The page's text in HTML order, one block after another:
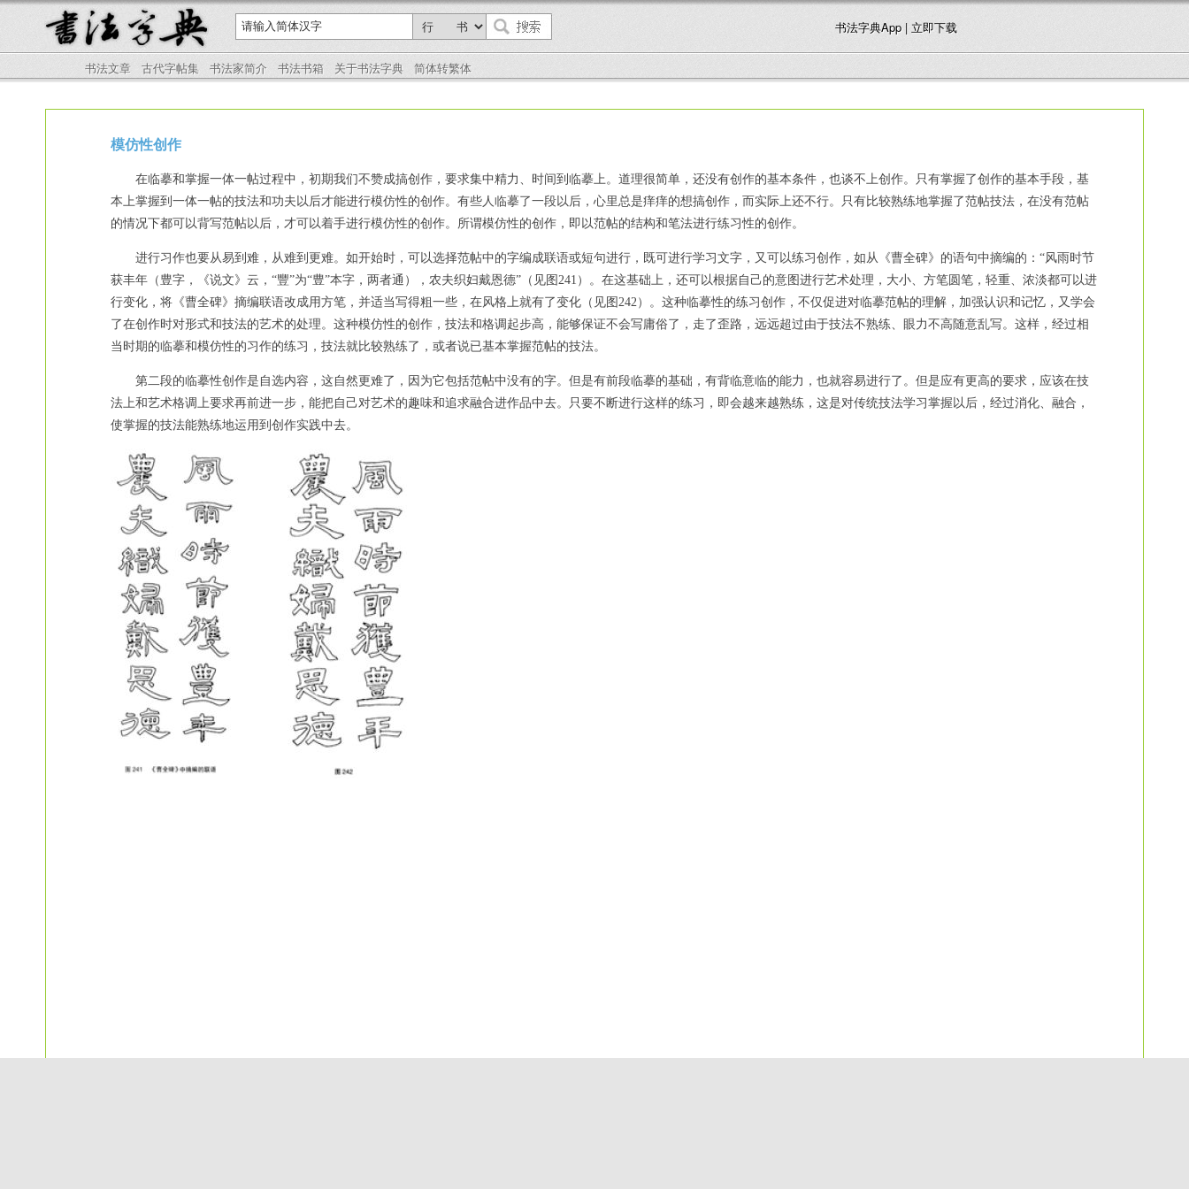
书法字典App | 立即下载
书法文章 古代字帖集 书法家简介 书法书箱 关于书法字典 简体转繁体
模仿性创作
在临摹和掌握一体一帖过程中，初期我们不赞成搞创作，要求集中精力、时间到临摹上。道理很简单，还没有创作的基本条件，也谈不上创作。只有掌握了创作的基本手段，基
本上掌握到一体一帖的技法和功夫以后才能进行模仿性的创作。有些人临摹了一段以后，心里总是痒痒的想搞创作，而实际上还不行。只有比较熟练地掌握了范帖技法，在没有范帖
的情况下都可以背写范帖以后，才可以着手进行模仿性的创作。所谓模仿性的创作，即以范帖的结构和笔法进行练习性的创作。
进行习作也要从易到难，从难到更难。如开始时，可以选择范帖中的字编成联语或短句进行，既可进行学习文字，又可以练习创作，如从《曹全碑》的语句中摘编的：“风雨时节
获丰年（豊字，《说文》云，“豐”为“豊”本字，两者通），农夫织妇戴恩德”（见图241）。在这基础上，还可以根据自己的意图进行艺术处理，大小、方笔圆笔，轻重、浓淡都可以进
行变化，将《曹全碑》摘编联语改成用方笔，并适当写得粗一些，在风格上就有了变化（见图242）。这种临摹性的练习创作，不仅促进对临摹范帖的理解，加强认识和记忆，又学会
了在创作时对形式和技法的艺术的处理。这种模仿性的创作，技法和格调起步高，能够保证不会写庸俗了，走了歪路，远远超过由于技法不熟练、眼力不高随意乱写。这样，经过相
当时期的临摹和模仿性的习作的练习，技法就比较熟练了，或者说已基本掌握范帖的技法。
第二段的临摹性创作是自选内容，这自然更难了，因为它包括范帖中没有的字。但是有前段临摹的基础，有背临意临的能力，也就容易进行了。但是应有更高的要求，应该在技
法上和艺术格调上要求再前进一步，能把自己对艺术的趣味和追求融合进作品中去。只要不断进行这样的练习，即会越来越熟练，这是对传统技法学习掌握以后，经过消化、融合，
使掌握的技法能熟练地运用到创作实践中去。